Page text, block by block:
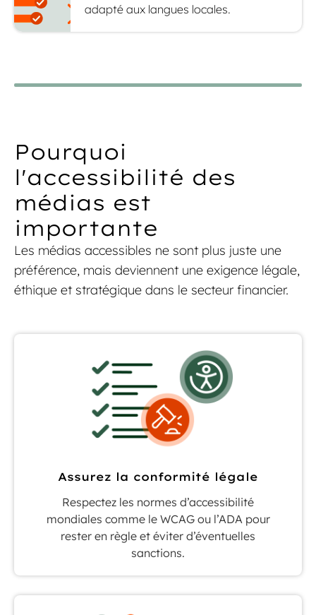
adapté aux langues locales.
Pourquoi
l'accessibilité des
médias est
importante
Les médias accessibles ne sont plus juste une
préférence, mais deviennent une exigence légale,
éthique et stratégique dans le secteur financier.
Assurez la conformité légale
Respectez les normes d’accessibilité
mondiales comme le WCAG ou l’ADA pour
rester en règle et éviter d’éventuelles
sanctions.